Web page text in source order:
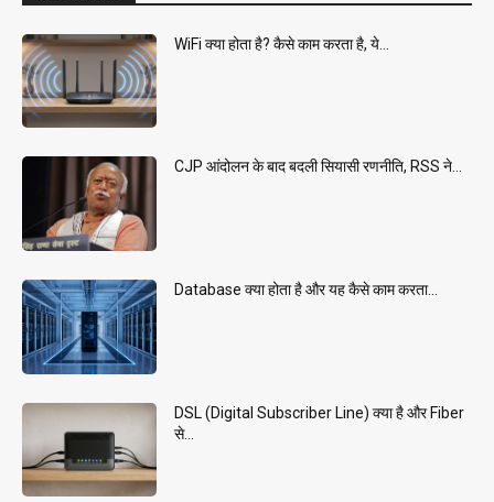
WiFi क्या होता है? कैसे काम करता है, ये...
CJP आंदोलन के बाद बदली सियासी रणनीति, RSS ने...
Database क्या होता है और यह कैसे काम करता...
DSL (Digital Subscriber Line) क्या है और Fiber
से...